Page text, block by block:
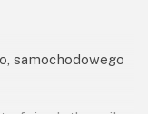
samochodowego